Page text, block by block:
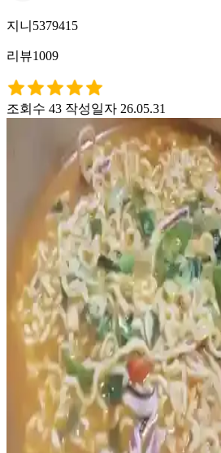
지니5379415
리뷰1009
조회수 43 작성일자 26.05.31